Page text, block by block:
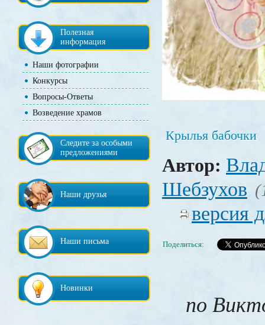
Полезная
информация
Наши фотографии
Конкурсы
Вопросы-Ответы
Возведение храмов
Следите за особыми
предложениями
Наши друзья
Наши письма
Новинки
Крылья бабочки
Автор:
Шебзухов
версия
Поделиться:
по